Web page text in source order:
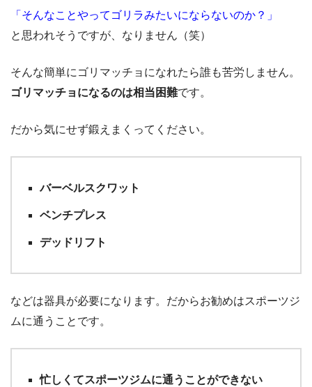
「そんなことやってゴリラみたいにならないのか？」
と思われそうですが、なりません（笑）
そんな簡単にゴリマッチョになれたら誰も苦労しません。
ゴリマッチョになるのは相当困難です。
だから気にせず鍛えまくってください。
バーベルスクワット
ベンチプレス
デッドリフト
などは器具が必要になります。だからお勧めはスポーツジ
ムに通うことです。
忙しくてスポーツジムに通うことができない